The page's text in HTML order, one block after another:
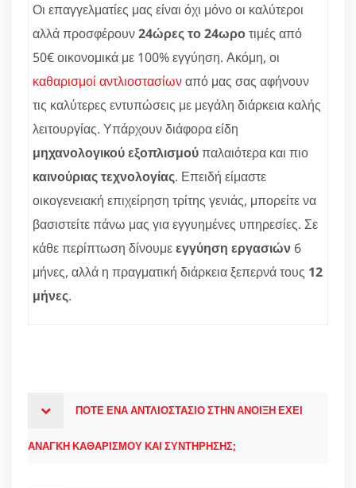
Οι επαγγελματίες μας είναι όχι μόνο οι καλύτεροι
αλλά προσφέρουν24ώρες το 24ωροτιμές από
50€ οικονομικά με 100% εγγύηση. Ακόμη, οι
καθαρισμοί αντλιοστασίωναπό μας σας αφήνουν
τις καλύτερες εντυπώσεις με μεγάλη διάρκεια καλής
λειτουργίας. Υπάρχουν διάφορα είδη
μηχανολογικού εξοπλισμούπαλαιότερα και πιο
καινούριας τεχνολογίας. Επειδή είμαστε
οικογενειακή επιχείρηση τρίτης γενιάς, μπορείτε να
βασιστείτε πάνω μας για εγγυημένες υπηρεσίες. Σε
κάθε περίπτωση δίνουμεεγγύηση εργασιών 6
μήνες, αλλά η πραγματική διάρκεια ξεπερνά τους 12
μήνες.
ΠΟΤΕ ΕΝΑ ΑΝΤΛΙΟΣΤΑΣΙΟ ΣΤΗΝ ΑΝΟΙΞΗ ΕΧΕΙ
ΑΝΑΓΚΗ ΚΑΘΑΡΙΣΜΟΥ ΚΑΙ ΣΥΝΤΗΡΗΣΗΣ;